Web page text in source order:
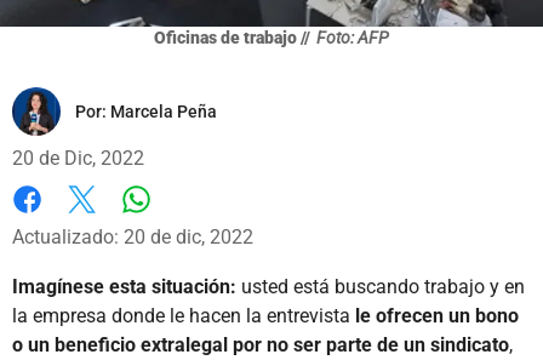
Oficinas de trabajo // Foto: AFP
Por: Marcela Peña
20 de Dic, 2022
Facebook
X
Actualizado: 20 de dic, 2022
Imagínese esta situación: usted está buscando trabajo y en
la empresa donde le hacen la entrevista le ofrecen un bono
o un beneficio extralegal por no ser parte de un sindicato,